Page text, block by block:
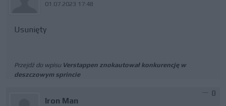
01.07.2023 17:48
Usunięty
Przejdź do wpisu Verstappen znokautował konkurencję w
deszczowym sprincie
Iron Man
0